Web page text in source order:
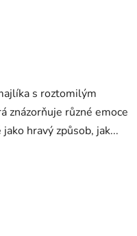
s roztomilým
znázorňuje různé emoce
hravý způsob, jak...